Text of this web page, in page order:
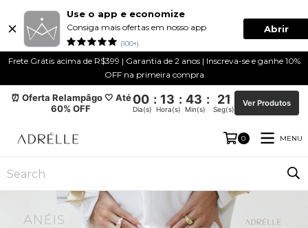
Use o app e economize
Consiga mais ofertas em nosso app
(100+)
Abrir
Frete Grátis acima de R$399 | Garantia de 2 anos | Inscreva-se e ganhe 10%
OFF na primeira compra
⏰ Oferta Relampâgo 🤍 Até
60% OFF
00 : 13 : 43 : 21
Dia(s) Hora(s) Min(s) Seg(s)
Ver Produtos
0 MENU